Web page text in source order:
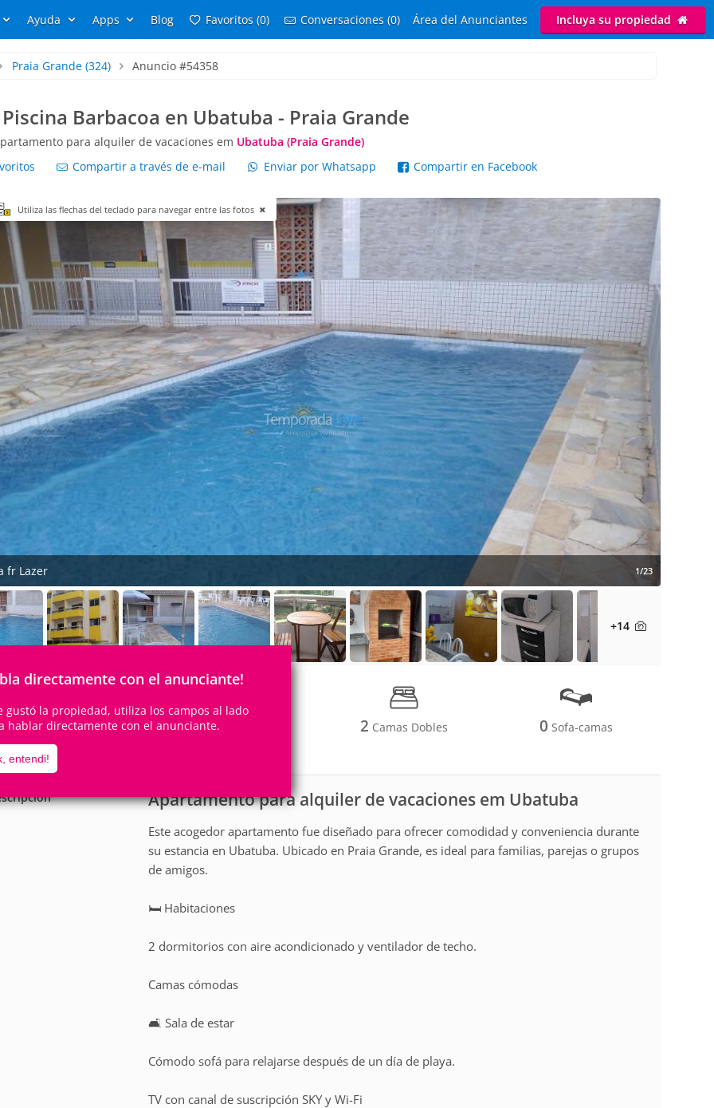
Ayuda Apps Blog Favoritos (0) Conversaciones (0) Área del Anunciantes Incluya su propiedad
Praia Grande(324) Anuncio #54358
Barbacoa en Ubatuba - Praia Grande
para alquiler de vacaciones em Ubatuba (Praia Grande)
Compartir a través de e-mail Enviar por Whatsapp Compartir en Facebook
directamente con el anunciante!
gustó la propiedad, utiliza los campos al lado
hablar directamente con el anunciante.
entendi!
Utiliza las flechas del teclado para navegar entre las fotos
fr Lazer 1/23
+14
6Personas 2Cuartos 2 Camas Dobles 0 Sofa-camas
Apartamento para alquiler de vacaciones em Ubatuba
Este acogedor apartamento fue diseñado para ofrecer comodidad y conveniencia durante
su estancia en Ubatuba. Ubicado en Praia Grande, es ideal para familias, parejas o grupos
de amigos.
🛏️ Habitaciones
2 dormitorios con aire acondicionado y ventilador de techo.
Camas cómodas
🛋️ Sala de estar
Cómodo sofá para relajarse después de un día de playa.
TV con canal de suscripción SKY y Wi-Fi